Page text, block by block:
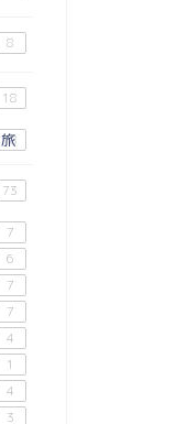
8
18
18
73
7
6
7
7
4
1
4
3